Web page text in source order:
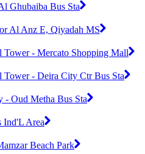
Ghubaiba Bus Sta
Al Anz E, Qiyadah MS
Tower - Mercato Shopping Mall
Tower - Deira City Ctr Bus Sta
- Oud Metha Bus Sta
Ind'L Area
Beach Park